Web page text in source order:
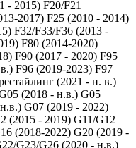
- 2015) F20/F21
2017) F25 (2010 - 2014)
F32/F33/F36 (2013 -
F80 (2014-2020)
F90 (2017 - 2020) F95
F96 (2019-2023) F97
(2021 - н. в.)
(2018 - н.в.) G05
G07 (2019 - 2022)
(2015 - 2019) G11/G12
(2018-2022) G20 (2019 -
G23/G26 (2020 - н.в.)